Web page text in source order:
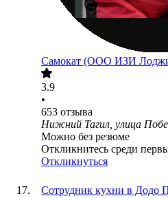
Самокат (ООО ИЗИ
3.9
•
653 отзыва
Нижний Тагил, улица
Можно без резюме
Откликнитесь среди
Откликнуться
Сотрудник кухни в Додо